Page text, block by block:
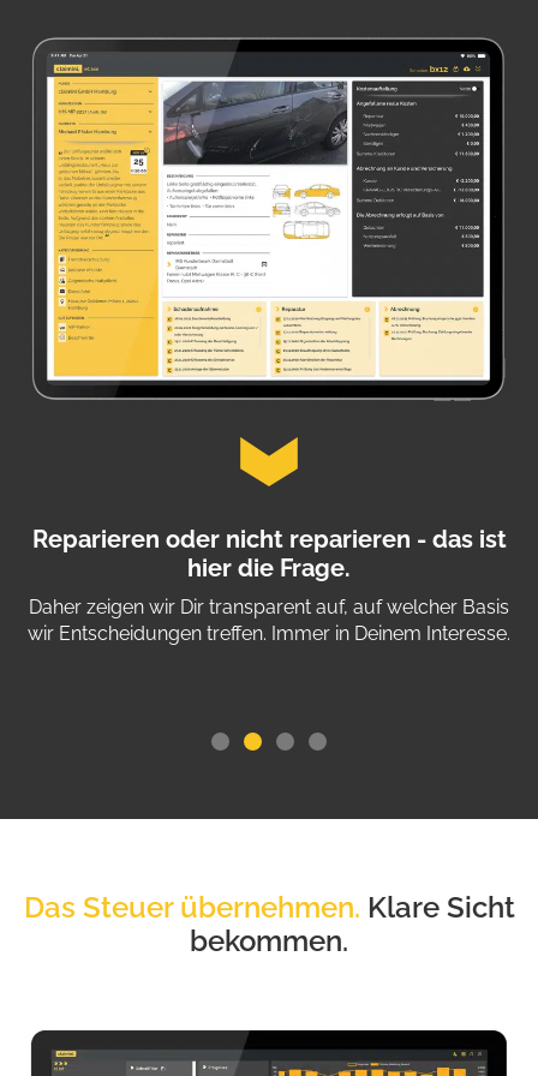
Reparieren oder nicht reparieren - das ist
hier die Frage.
Daher zeigen wir Dir transparent auf, auf welcher Basis
wir Entscheidungen treffen. Immer in Deinem Interesse.
Das Steuer übernehmen. Klare Sicht
bekommen.